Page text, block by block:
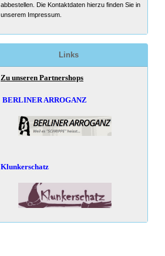
abbestellen. Die Kontaktdaten hierzu finden Sie in
unserem Impressum.
Links
Zu unseren Partnershops
BERLINER ARROGANZ
Klunkerschatz